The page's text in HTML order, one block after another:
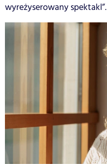
wyreżyserowany spektakl”.